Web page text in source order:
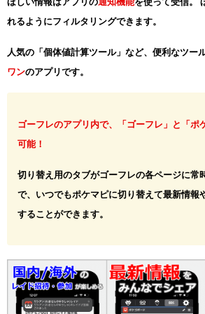
れるようにフィルタリングできます。
人気の「個体値計算ツール」など、便利なツー
ワンのアプリです。
ゴーフレのアプリ内で、「ゴーフレ」と「ポ
可能！
切り替え用のタブがゴーフレの各ページに常
で、いつでもポケマピに切り替えて最新情報
することができます。